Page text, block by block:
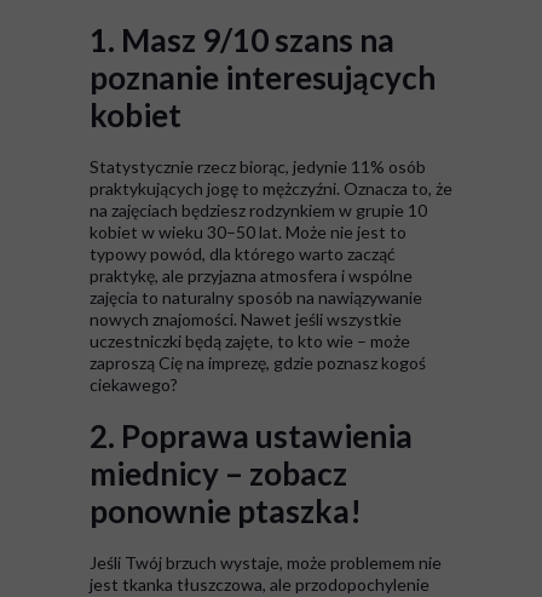
1. Masz 9/10 szans na
poznanie interesujących
kobiet
Statystycznie rzecz biorąc, jedynie 11% osób
praktykujących jogę to mężczyźni. Oznacza to, że
na zajęciach będziesz rodzynkiem w grupie 10
kobiet w wieku 30–50 lat. Może nie jest to
typowy powód, dla którego warto zacząć
praktykę, ale przyjazna atmosfera i wspólne
zajęcia to naturalny sposób na nawiązywanie
nowych znajomości. Nawet jeśli wszystkie
uczestniczki będą zajęte, to kto wie – może
zaproszą Cię na imprezę, gdzie poznasz kogoś
ciekawego?
2. Poprawa ustawienia
miednicy – zobacz
ponownie ptaszka!
Jeśli Twój brzuch wystaje, może problemem nie
jest tkanka tłuszczowa, ale przodopochylenie